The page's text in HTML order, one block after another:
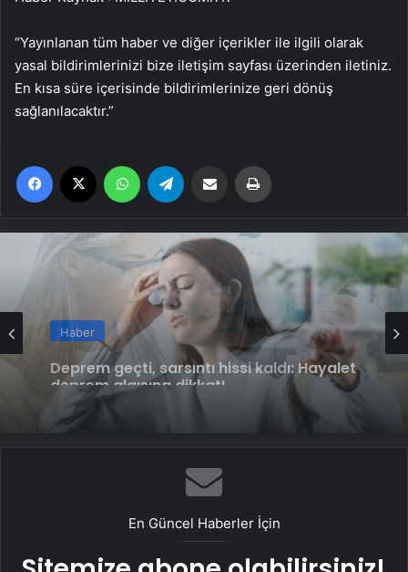
“Yayınlanan tüm haber ve diğer içerikler ile ilgili olarak
yasal bildirimlerinizi bize iletişim sayfası üzerinden iletiniz.
En kısa süre içerisinde bildirimlerinize geri dönüş
sağlanılacaktır.”
Facebook WhatsApp Email'den paylaş
Haber
Deprem geçti, sarsıntı hissi kaldı: Hayalet
Haber
Kanserle savaşta yeni silah akıllı aşılar
En Güncel Haberler İçin